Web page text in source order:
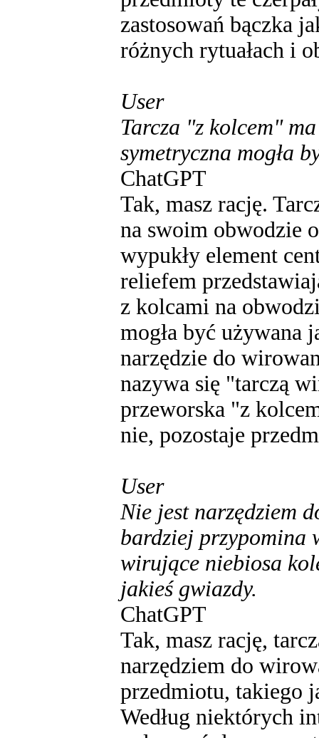
zastosowań bączka
różnych rytuałach i
User
Tarcza "z kolcem"
symetryczna mogła
ChatGPT
Tak, masz rację.
na swoim obwodzie
wypukły element
reliefem
z kolcami na
mogła być używana
narzędzie do
nazywa się "tarczą
przeworska "z
nie, pozostaje
User
Nie jest narzędziem
bardziej przypomina
wirujące niebiosa
jakieś gwiazdy.
ChatGPT
Tak, masz rację,
narzędziem do
przedmiotu, takiego
Według niektórych